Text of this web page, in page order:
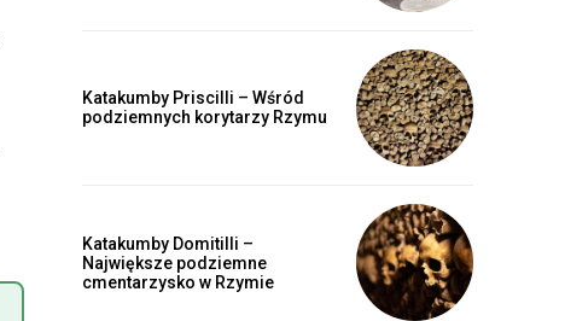
Katakumby Priscilli – Wśród
podziemnych korytarzy Rzymu
Katakumby Domitilli –
Największe podziemne
cmentarzysko w Rzymie